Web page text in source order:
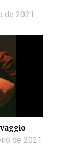
de 2021
de 2021